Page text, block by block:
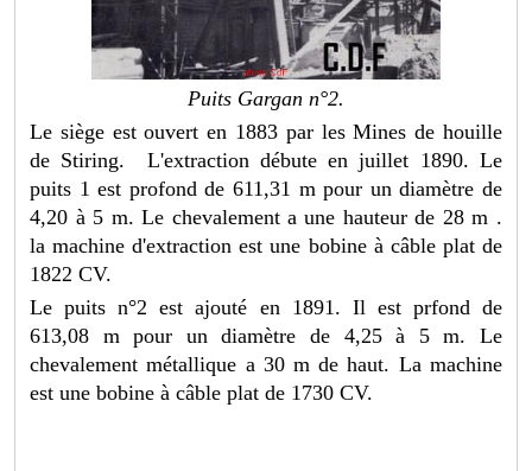
Puits Gargan n°2.
Le siège est ouvert en 1883 par les Mines de houille
de Stiring. L'extraction débute en juillet 1890. Le
puits 1 est profond de 611,31 m pour un diamètre de
4,20 à 5 m. Le chevalement a une hauteur de 28 m .
la machine d'extraction est une bobine à câble plat de
1822 CV.
Le puits n°2 est ajouté en 1891. Il est prfond de
613,08 m pour un diamètre de 4,25 à 5 m. Le
chevalement métallique a 30 m de haut. La machine
est une bobine à câble plat de 1730 CV.